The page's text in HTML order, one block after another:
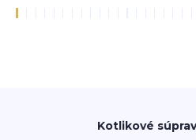
Kotlikové